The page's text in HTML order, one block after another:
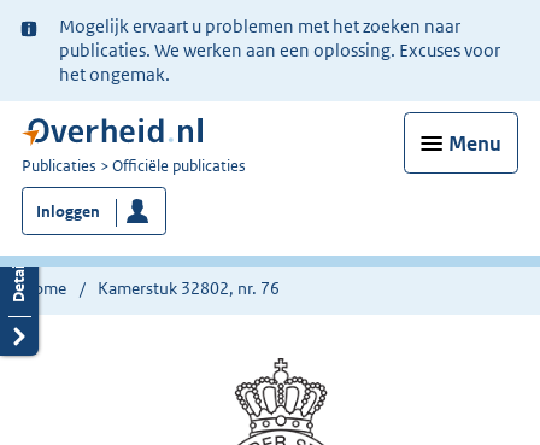
Ter
informatie:
Mogelijk ervaart u problemen met het zoeken naar
publicaties. We werken aan een oplossing. Excuses voor
het ongemak.
Menu
U
bent
nu
hier:
Publicaties Officiële publicaties
Inloggen
Home Kamerstuk 32802, nr. 76